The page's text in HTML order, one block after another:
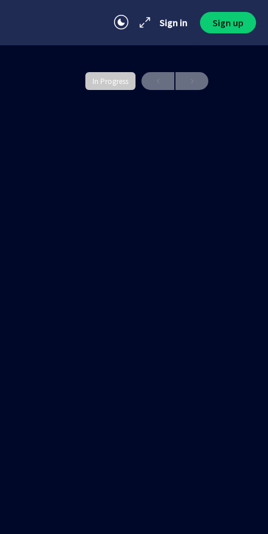
Sign in Sign up
In Progress